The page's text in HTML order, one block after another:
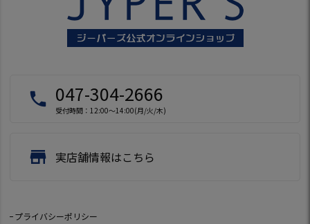
local_phone 047-304-2666
受付時間：12:00～14:00(月/火/木)
store 実店舗情報はこちら
プライバシーポリシー